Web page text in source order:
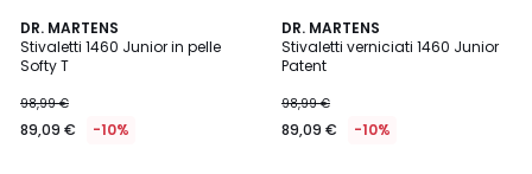
DR. MARTENS
Stivaletti 1460 Junior in pelle
Softy T
98,99 €
89,09 € -10%
4,4
/ 5
DR. MARTENS
Stivaletti verniciati 1460 Junior
Patent
98,99 €
89,09 € -10%
4,7
/ 5